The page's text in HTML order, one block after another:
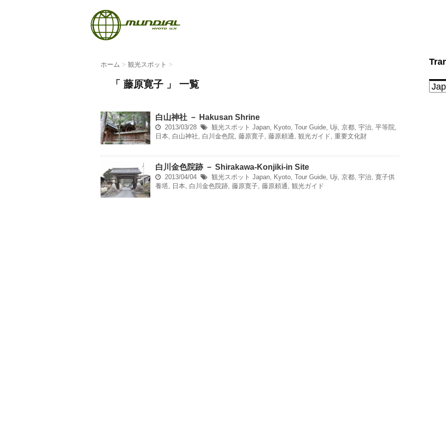
ホーム > 観光スポット >
「 藤原寛子 」 一覧
白山神社 － Hakusan Shrine
2013/03/28 観光スポット Japan, Kyoto, Tour Guide, Uji, 京都, 宇治, 平等院,
日本, 白山神社, 白川金色院, 藤原寛子, 藤原頼通, 観光ガイド, 重要文化財
白川金色院跡 － Shirakawa-Konjiki-in Site
2013/04/04 観光スポット Japan, Kyoto, Tour Guide, Uji, 京都, 宇治, 寛子供
養塔, 日本, 白川金色院跡, 藤原寛子, 藤原頼通, 観光ガイド